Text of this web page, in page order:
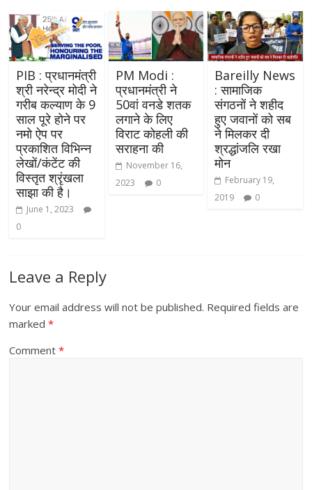
PIB : प्रधानमंत्री
श्री नरेन्द्र मोदी ने
गरीब कल्याण के 9
साल पूरे होने पर
नमो ऐप पर
प्रकाशित विभिन्न
लेखों/कंटेंट की
विस्तृत श्रृंखला
साझा की है।
June 1, 2023
0
PM Modi :
प्रधानमंत्री ने
50वां वनडे शतक
लगाने के लिए
विराट कोहली की
सराहना की
November 16,
2023
0
Bareilly News
: सामाजिक
संगठनों ने शहीद
हुए जवानों को सब
ने मिलकर दी
श्रद्धांजलि रखा
मोन
February 19,
2019
0
Leave a Reply
Your email address will not be published. Required fields are
marked*
Comment*